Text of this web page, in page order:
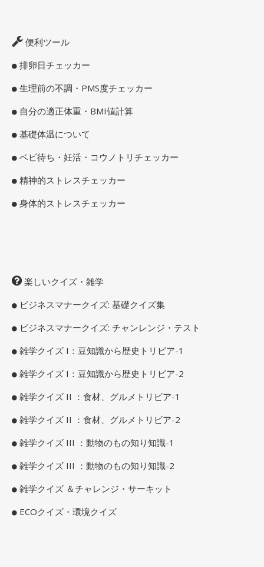
便利ツール
排卵日チェッカー
生理前の不調・PMS度チェッカー
自分の適正体重・BMI値計算
基礎体温について
ベビ待ち・妊活・コウノトリチェッカー
精神的ストレスチェッカー
身体的ストレスチェッカー
楽しいクイズ・雑学
ビジネスマナークイズ: 基礎クイズ集
ビジネスマナークイズ: チャンレンジ・テスト
雑学クイズ I：豆知識から歴史トリビア-1
雑学クイズ I：豆知識から歴史トリビア-2
雑学クイズ II ：食材、グルメトリビア-1
雑学クイズ II ：食材、グルメトリビア-2
雑学クイズ III ：動物のもの知り知識-1
雑学クイズ III ：動物のもの知り知識-2
雑学クイズ ＆チャレンジ・サーキット
ECOクイズ・環境クイズ